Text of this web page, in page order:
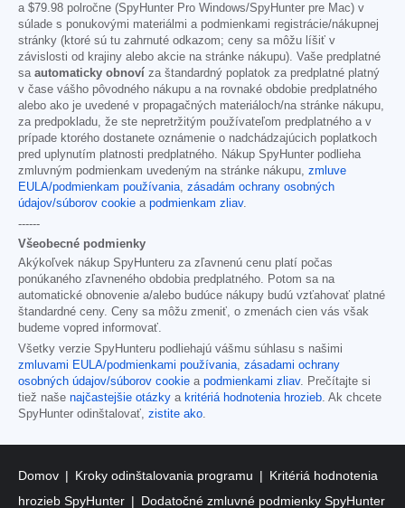
a $79.98 polročne (SpyHunter Pro Windows/SpyHunter pre Mac) v
súlade s ponukovými materiálmi a podmienkami registrácie/nákupnej
stránky (ktoré sú tu zahrnuté odkazom; ceny sa môžu líšiť v
závislosti od krajiny alebo akcie na stránke nákupu). Vaše predplatné
sa automaticky obnoví za štandardný poplatok za predplatné platný
v čase vášho pôvodného nákupu a na rovnaké obdobie predplatného
alebo ako je uvedené v propagačných materiáloch/na stránke nákupu,
za predpokladu, že ste nepretržitým používateľom predplatného a v
prípade ktorého dostanete oznámenie o nadchádzajúcich poplatkoch
pred uplynutím platnosti predplatného. Nákup SpyHunter podlieha
zmluvným podmienkam uvedeným na stránke nákupu, zmluve
EULA/podmienkam používania, zásadám ochrany osobných
údajov/súborov cookie a podmienkam zliav.
------
Všeobecné podmienky
Akýkoľvek nákup SpyHunteru za zľavnenú cenu platí počas
ponúkaného zľavneného obdobia predplatného. Potom sa na
automatické obnovenie a/alebo budúce nákupy budú vzťahovať platné
štandardné ceny. Ceny sa môžu zmeniť, o zmenách cien vás však
budeme vopred informovať.
Všetky verzie SpyHunteru podliehajú vášmu súhlasu s našimi
zmluvami EULA/podmienkami používania, zásadami ochrany
osobných údajov/súborov cookie a podmienkami zliav. Prečítajte si
tiež naše najčastejšie otázky a kritériá hodnotenia hrozieb. Ak chcete
SpyHunter odinštalovať, zistite ako.
Domov Kroky odinštalovania programu
Kritériá hodnotenia
hrozieb SpyHunter
Dodatočné zmluvné podmienky SpyHunter